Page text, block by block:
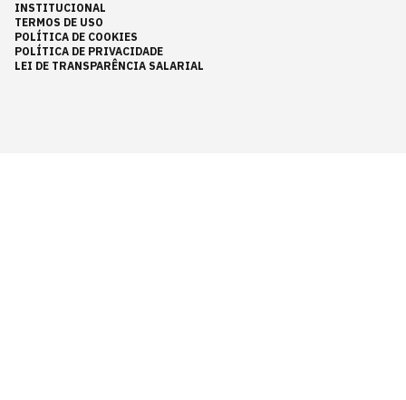
INSTITUCIONAL
TERMOS DE USO
POLÍTICA DE COOKIES
POLÍTICA DE PRIVACIDADE
LEI DE TRANSPARÊNCIA SALARIAL